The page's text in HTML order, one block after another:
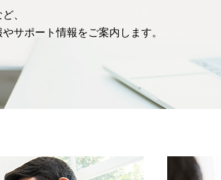
、
サポート情報をご案内します。